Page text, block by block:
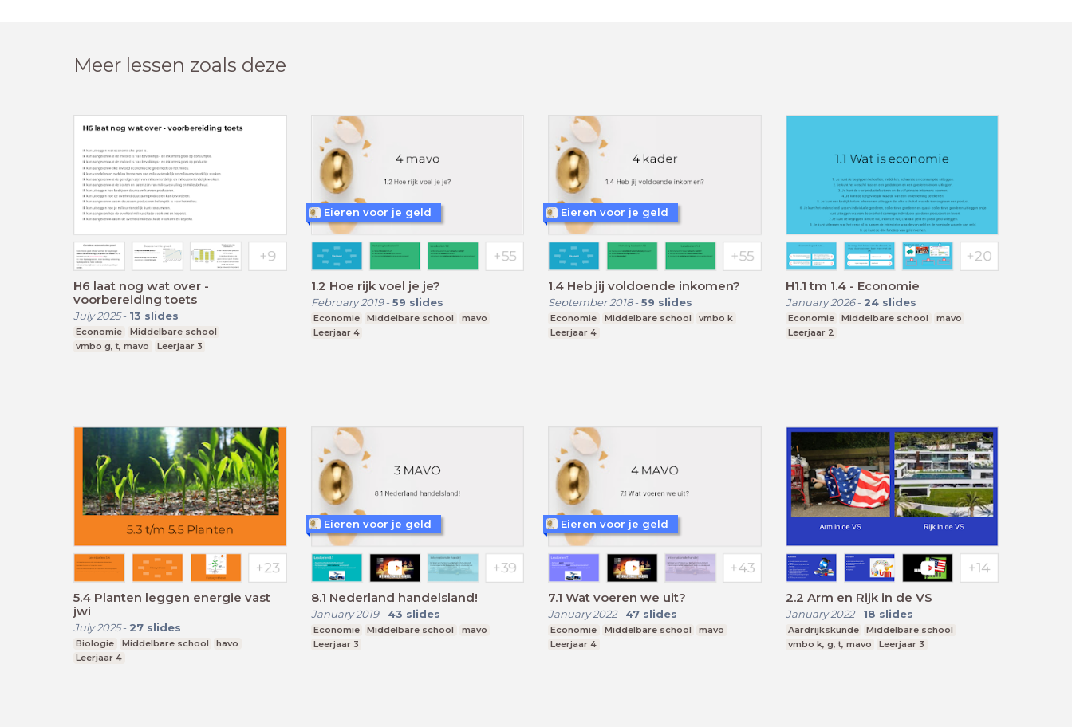
Meer lessen zoals deze
H6 laat nog wat over -
voorbereiding toets
July 2025- 13 slides
Economie
Middelbare school
vmbo g, t, mavo
Leerjaar 3
1.2 Hoe rijk voel je je?
February 2019- 59 slides
Economie Middelbare school
mavo
Leerjaar 4
Eieren voor je geld
1.4 Heb jij voldoende inkomen?
September 2018- 59 slides
Economie Middelbare school
vmbo k
Leerjaar 4
Eieren voor je geld
H1.1 tm 1.4 - Economie
January 2026- 24 slides
Economie Middelbare school
mavo
Leerjaar 2
5.4 Planten leggen energie vast
jwi
July 2025- 27 slides
Biologie Middelbare school
havo
Leerjaar 4
8.1 Nederland handelsland!
January 2019- 43 slides
Economie Middelbare school
mavo
Leerjaar 3
Eieren voor je geld
7.1 Wat voeren we uit?
January 2022- 47 slides
Economie Middelbare school
mavo
Leerjaar 4
Eieren voor je geld
2.2 Arm en Rijk in de VS
January 2022- 18 slides
Aardrijkskunde
Middelbare school
vmbo k, g, t, mavo
Leerjaar 3